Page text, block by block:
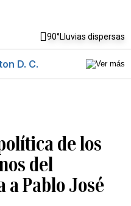
90°Lluvias dispersas
D. C.
de los
del
a Pablo José